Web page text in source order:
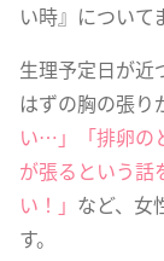
い時』について
生理予定日が近
はずの胸の張り
い…」「排卵の
が張るという話
い！」 など、女
す。